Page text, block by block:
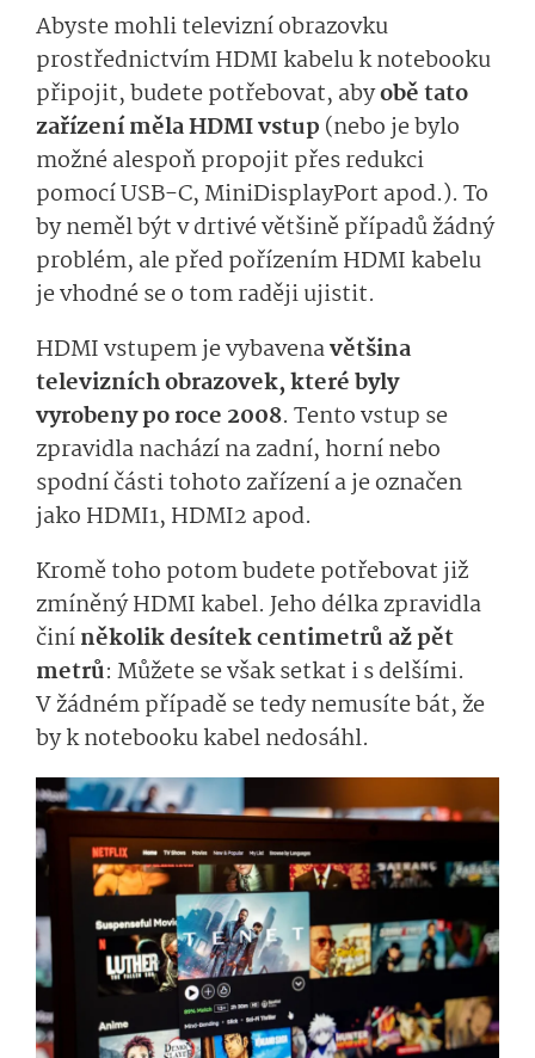
Abyste mohli televizní obrazovku
prostřednictvím HDMI kabelu k notebooku
připojit, budete potřebovat, abyobě tato
zařízení měla HDMI vstup (nebo je bylo
možné alespoň propojit přes redukci
pomocí USB-C, MiniDisplayPort apod.). To
by neměl být v drtivé většině případů žádný
problém, ale před pořízením HDMI kabelu
je vhodné se o tom raději ujistit.
HDMI vstupem je vybavenavětšina
televizních obrazovek, které byly
vyrobeny po roce 2008. Tento vstup se
zpravidla nachází na zadní, horní nebo
spodní části tohoto zařízení a je označen
jako HDMI1, HDMI2 apod.
Kromě toho potom budete potřebovat již
zmíněný HDMI kabel. Jeho délka zpravidla
činíněkolik desítek centimetrů až pět
metrů: Můžete se však setkat i s delšími.
V žádném případě se tedy nemusíte bát, že
by k notebooku kabel nedosáhl.